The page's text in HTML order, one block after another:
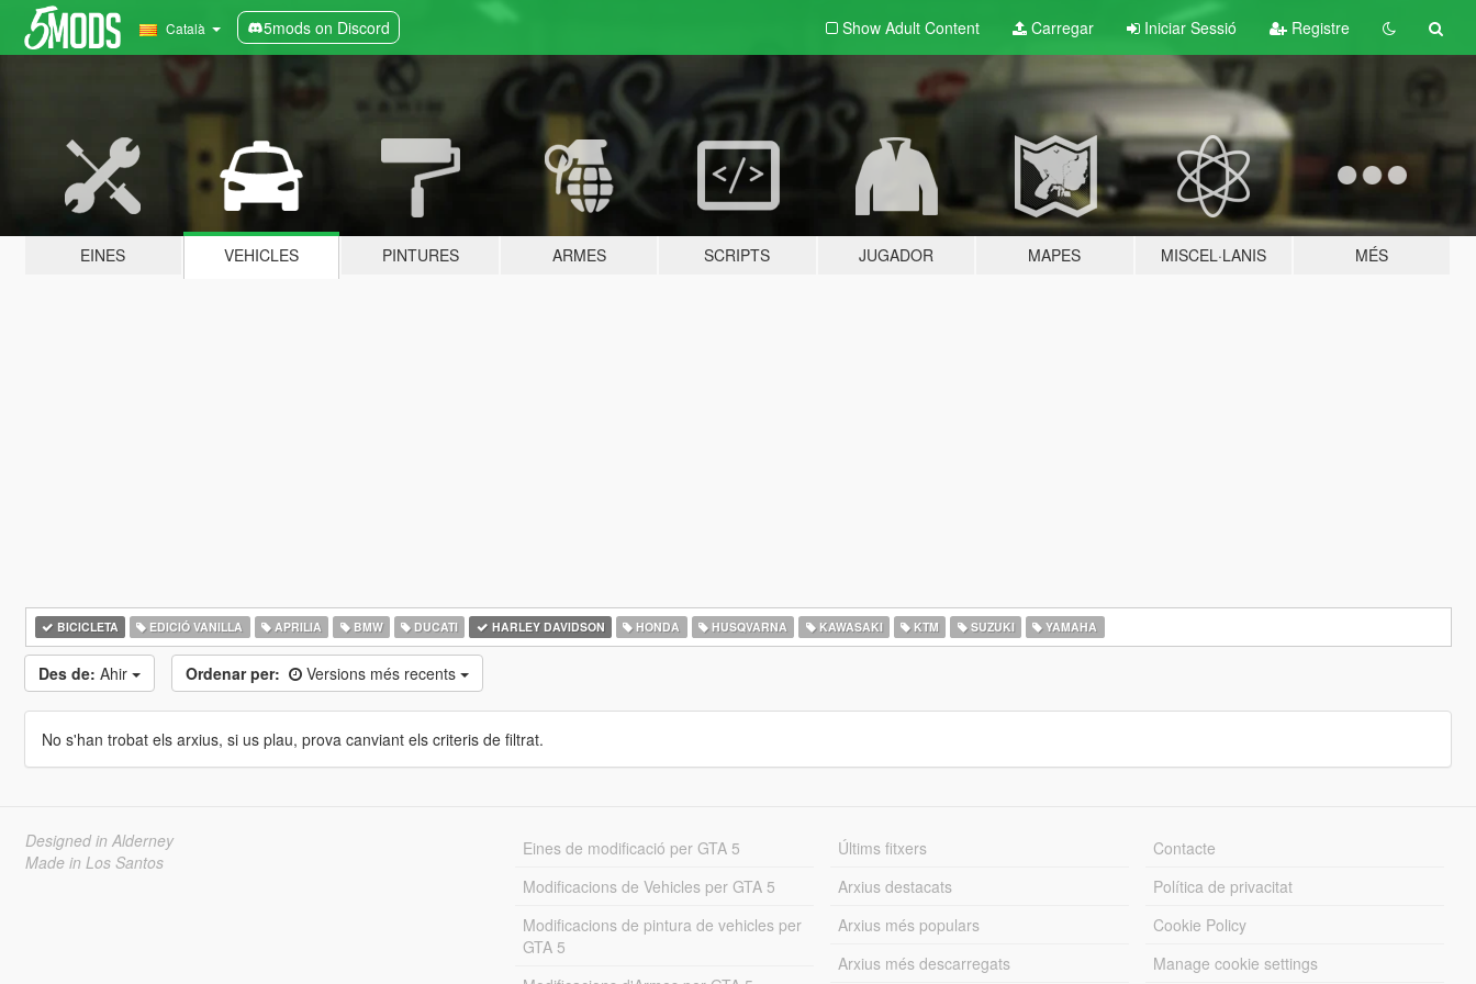
Català 5mods on Discord Show Adult Content Carregar Iniciar Sessió Registre
EINES VEHICLES PINTURES ARMES SCRIPTS JUGADOR MAPES MISCEL·LANIS MÉS
BICICLETA EDICIÓ VANILLA APRILIA BMW DUCATI HARLEY DAVIDSON HONDA HUSQVARNA KAWASAKI KTM SUZUKI YAMAHA
Des de: Ahir Ordenar per: Versions més recents
No s'han trobat els arxius, si us plau, prova canviant els criteris de filtrat.
Designed in Alderney
Made in Los Santos
Eines de modificació per GTA 5
Modificacions de Vehicles per GTA 5
Modificacions de pintura de vehicles per
GTA 5
Últims fitxers
Arxius destacats
Arxius més populars
Arxius més descarregats
Contacte
Política de privacitat
Cookie Policy
Manage cookie settings